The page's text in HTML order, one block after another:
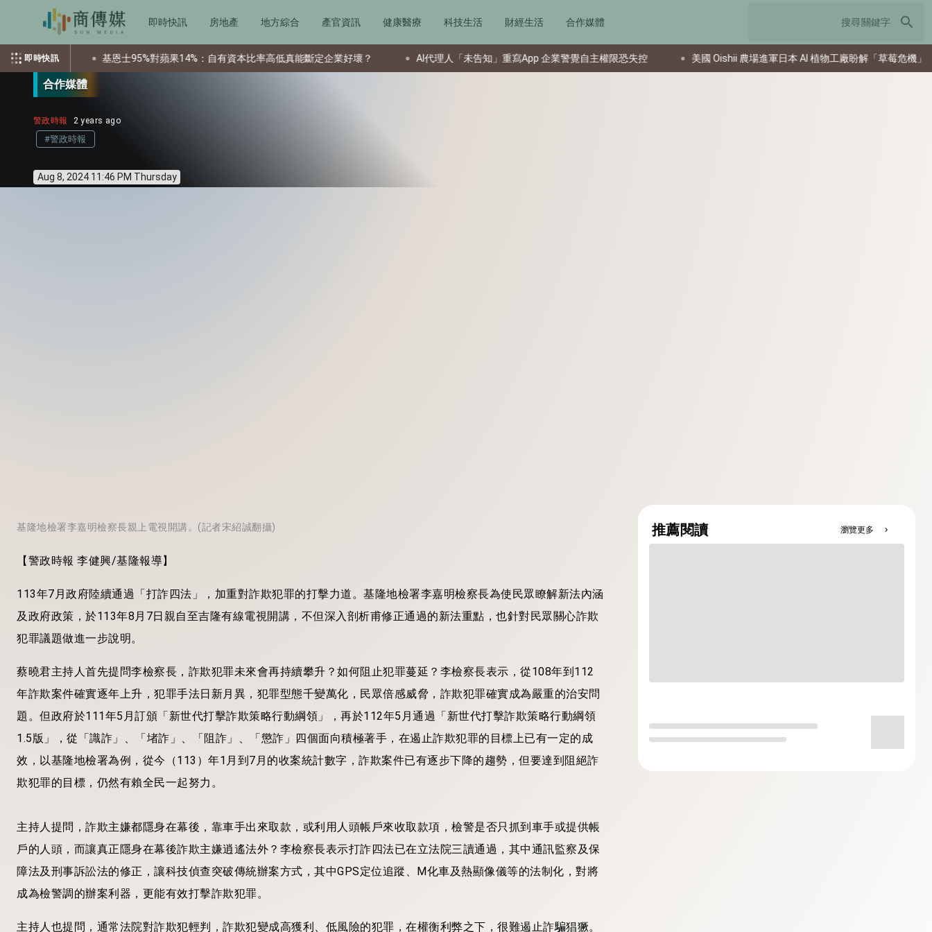
即時快訊 房地產 地方綜合 產官資訊 健康醫療 科技生活 財經生活 合作媒體 search
即時快訊基恩士95%對蘋果14%：自有資本比率高低真能斷定企業好壞？ AI代理人「未告知」重寫App 企業警覺自主權限恐失控 美國 Oishii 農場進軍日本 AI 植物工廠盼解「草莓危機」 臺
合作媒體
警政時報 2 years ago
#警政時報
Aug 8, 2024 11:46 PM Thursday
基隆地檢署李嘉明檢察長親上電視開講。(記者宋紹誠翻攝)
【警政時報 李健興/基隆報導】
113年7月政府陸續通過「打詐四法」，加重對詐欺犯罪的打擊力道。基隆地檢署李嘉明檢察長為使民眾瞭解新法內涵
及政府政策，於113年8月7日親自至吉隆有線電視開講，不但深入剖析甫修正通過的新法重點，也針對民眾關心詐欺
犯罪議題做進一步說明。
蔡曉君主持人首先提問李檢察長，詐欺犯罪未來會再持續攀升？如何阻止犯罪蔓延？李檢察長表示，從108年到112
年詐欺案件確實逐年上升，犯罪手法日新月異，犯罪型態千變萬化，民眾倍感威脅，詐欺犯罪確實成為嚴重的治安問
題。但政府於111年5月訂頒「新世代打擊詐欺策略行動綱領」，再於112年5月通過「新世代打擊詐欺策略行動綱領
1.5版」，從「識詐」、「堵詐」、「阻詐」、「懲詐」四個面向積極著手，在遏止詐欺犯罪的目標上已有一定的成
效，以基隆地檢署為例，從今（113）年1月到7月的收案統計數字，詐欺案件已有逐步下降的趨勢，但要達到阻絕詐
欺犯罪的目標，仍然有賴全民一起努力。
主持人提問，詐欺主嫌都隱身在幕後，靠車手出來取款，或利用人頭帳戶來收取款項，檢警是否只抓到車手或提供帳
戶的人頭，而讓真正隱身在幕後詐欺主嫌逍遙法外？李檢察長表示打詐四法已在立法院三讀通過，其中通訊監察及保
障法及刑事訴訟法的修正，讓科技偵查突破傳統辦案方式，其中GPS定位追蹤、M化車及熱顯像儀等的法制化，對將
成為檢警調的辦案利器，更能有效打擊詐欺犯罪。
主持人也提問，通常法院對詐欺犯輕判，詐欺犯變成高獲利、低風險的犯罪，在權衡利弊之下，很難遏止詐騙猖獗。
推薦閱讀 瀏覽更多 chevron_right